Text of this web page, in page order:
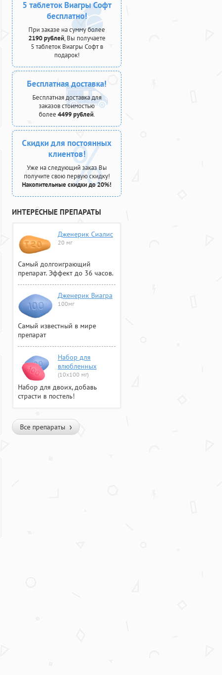
5 таблеток Виагры Софт
бесплатно!
При заказе на сумму более
2190 рублей, Вы получаете
5 таблеток Виагры Софт в
подарок!
Бесплатная доставка!
Бесплатная доставка для
заказов стоимостью
более 4499 рублей.
Скидки для постоянных
клиентов!
Уже на следующий заказ Вы
получите свою первую скидку!
Накопительные скидки до 20%!
ИНТЕРЕСНЫЕ ПРЕПАРАТЫ
Дженерик Сиалис
20 мг
Самый долгоиграющий
препарат. Эффект до 36 часов.
Дженерик Виагра
100мг
Самый известный в мире
препарат
Набор для
влюбленных
(10х100 мг)
Набор для двоих, добавь
страсти в постель!
Все препараты